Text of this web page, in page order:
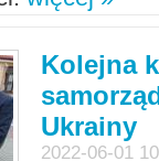
Kolejna
Ukrainy
2022-06-01